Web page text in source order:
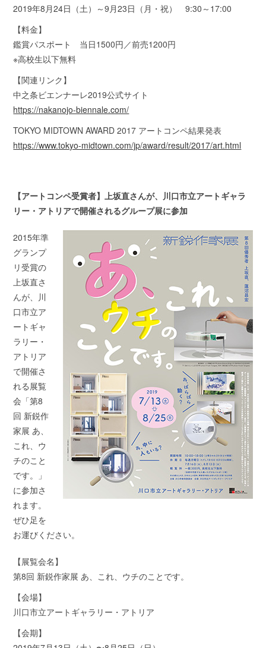
2019年8月24日（土）～9月23日（月・祝） 9:30～17:00
【料金】
鑑賞パスポート 当日1500円／前売1200円
※高校生以下無料
【関連リンク】
中之条ビエンナーレ2019公式サイト
https://nakanojo-biennale.com/
TOKYO MIDTOWN AWARD 2017 アートコンペ結果発表
https://www.tokyo-midtown.com/jp/award/result/2017/art.html
【アートコンペ受賞者】上坂直さんが、川口市立アートギャラ
リー・アトリアで開催されるグループ展に参加
2015年準
グランプ
リ受賞の
上坂直さ
んが、川
口市立ア
ートギャ
ラリー・
アトリア
で開催さ
れる展覧
会「第8
回 新鋭作
家展 あ、
これ、ウ
チのこと
です。」
に参加さ
れます。
ぜひ足を
お運びください。
【展覧会名】
第8回 新鋭作家展 あ、これ、ウチのことです。
【会場】
川口市立アートギャラリー・アトリア
【会期】